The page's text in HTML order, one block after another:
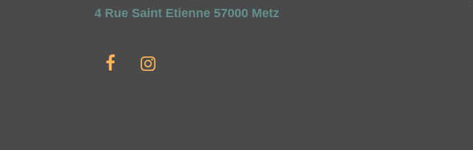
4 Rue Saint Etienne 57000 Metz